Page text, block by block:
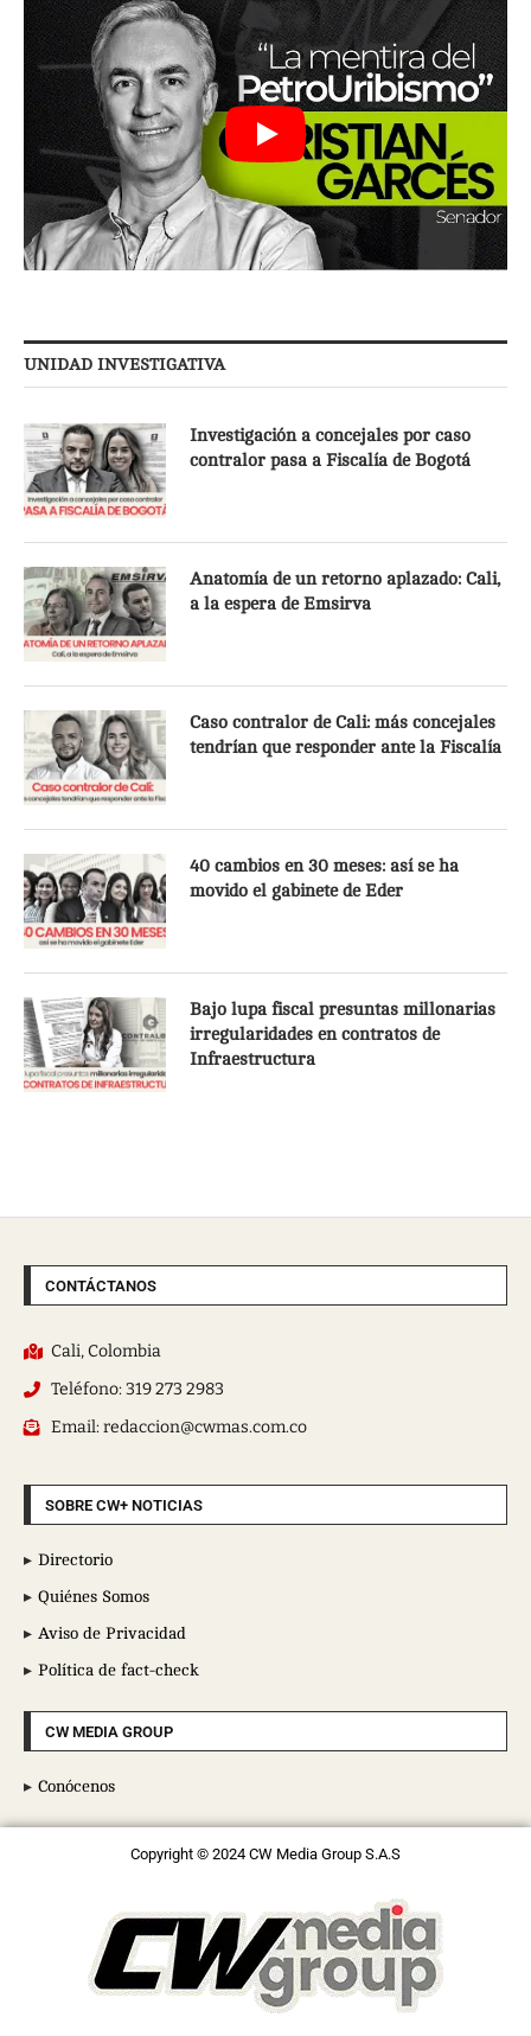
UNIDAD INVESTIGATIVA
Investigación a concejales por caso
contralor pasa a Fiscalía de Bogotá
Anatomía de un retorno aplazado: Cali,
a la espera de Emsirva
Caso contralor de Cali: más concejales
tendrían que responder ante la Fiscalía
40 cambios en 30 meses: así se ha
movido el gabinete de Eder
Bajo lupa fiscal presuntas millonarias
irregularidades en contratos de
Infraestructura
CONTÁCTANOS
Cali, Colombia
Teléfono: 319 273 2983
Email: redaccion@cwmas.com.co
SOBRE CW+ NOTICIAS
Directorio
Quiénes Somos
Aviso de Privacidad
Política de fact-check
CW MEDIA GROUP
Conócenos
Copyright © 2024 CW Media Group S.A.S